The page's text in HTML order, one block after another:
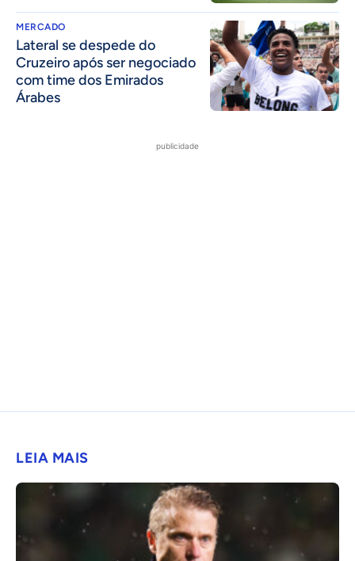
MERCADO
Lateral se despede do
Cruzeiro após ser negociado
com time dos Emirados
Árabes
publicidade
LEIA MAIS